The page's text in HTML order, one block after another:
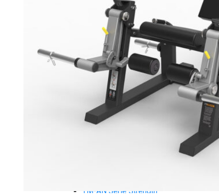
SP3 Serie Strength Spirit
SP4 Serie Strength Spirit
Free weight Spirit
Cardio Tiger Sport
Máy chạy bộ Tiger Sport
Xe đạp tập Tiger Sport
Xe đạp ngồi có tựa lưng Tiger Sport
Máy trượt tuyết Tiger Sport
Máy chèo thuyền Tiger Sport
Strength Tiger Sport
TGP Serie Strength
TGP 20 Serie Strength
TM-AN Serie Strength